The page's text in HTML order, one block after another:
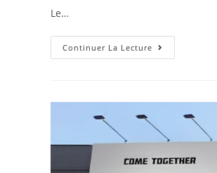
Le…
Continuer La Lecture